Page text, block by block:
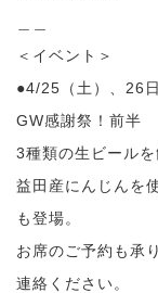
＜イベント＞
●4/25（土）、26
GW感謝祭！前半
3種類の生ビール
益田産にんじんを
も登場。
お席のご予約も承
連絡ください。